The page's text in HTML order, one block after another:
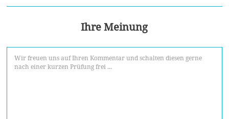
Ihre Meinung